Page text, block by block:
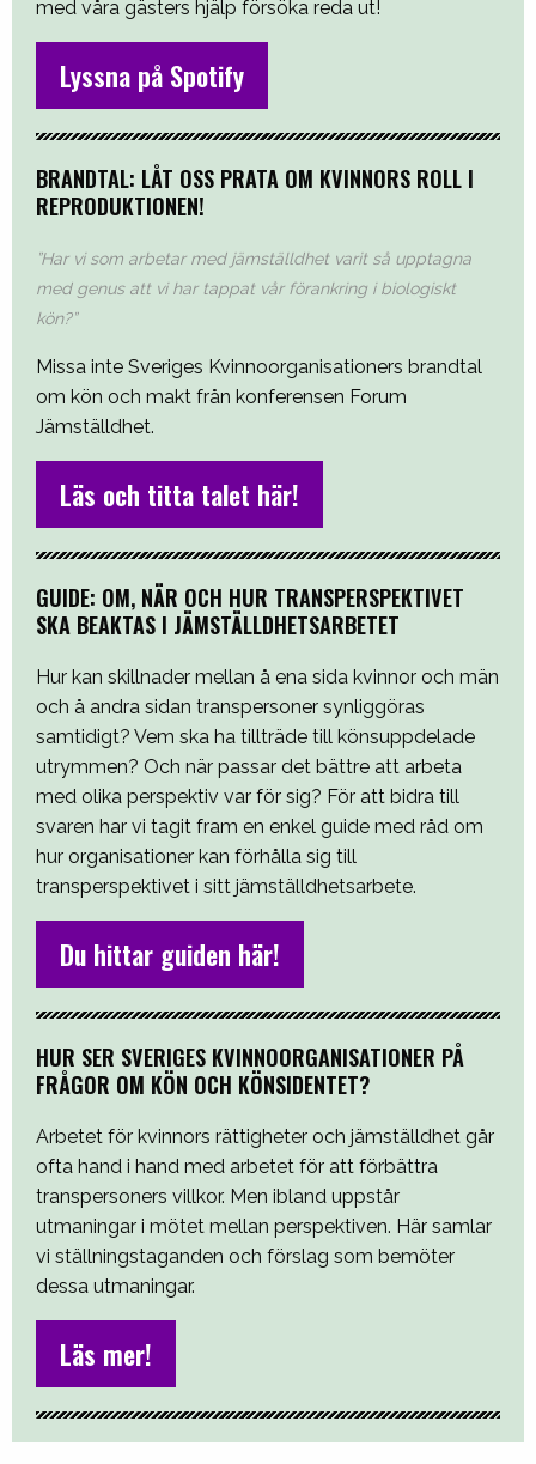
med våra gästers hjälp försöka reda ut!
Lyssna på Spotify
BRANDTAL: LÅT OSS PRATA OM KVINNORS ROLL I
REPRODUKTIONEN!
”Har vi som arbetar med jämställdhet varit så upptagna
med genus att vi har tappat vår förankring i biologiskt
kön?”
Missa inte Sveriges Kvinnoorganisationers brandtal
om kön och makt från konferensen Forum
Jämställdhet.
Läs och titta talet här!
GUIDE: OM, NÄR OCH HUR TRANSPERSPEKTIVET
SKA BEAKTAS I JÄMSTÄLLDHETSARBETET
Hur kan skillnader mellan å ena sida kvinnor och män
och å andra sidan transpersoner synliggöras
samtidigt? Vem ska ha tillträde till könsuppdelade
utrymmen? Och när passar det bättre att arbeta
med olika perspektiv var för sig? För att bidra till
svaren har vi tagit fram en enkel guide med råd om
hur organisationer kan förhålla sig till
transperspektivet i sitt jämställdhetsarbete.
Du hittar guiden här!
HUR SER SVERIGES KVINNOORGANISATIONER PÅ
FRÅGOR OM KÖN OCH KÖNSIDENTET?
Arbetet för kvinnors rättigheter och jämställdhet går
ofta hand i hand med arbetet för att förbättra
transpersoners villkor. Men ibland uppstår
utmaningar i mötet mellan perspektiven. Här samlar
vi ställningstaganden och förslag som bemöter
dessa utmaningar.
Läs mer!